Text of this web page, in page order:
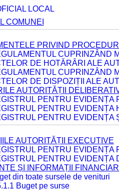
LOCAL
COMUNEI
PRIVIND
CUPRINZÂND
DE HOTĂRÂRI ALE
CUPRINZÂND
DE DISPOZIȚII ALE
AUTORITĂȚII
PENTRU EVIDENȚA
PENTRU EVIDENȚA
PENTRU EVIDENȚA
AUTORITĂȚII EXECUTIVE
PENTRU EVIDENȚA
PENTRU EVIDENȚA
ȘI INFORMAȚII
din toate sursele de venituri
Buget pe surse